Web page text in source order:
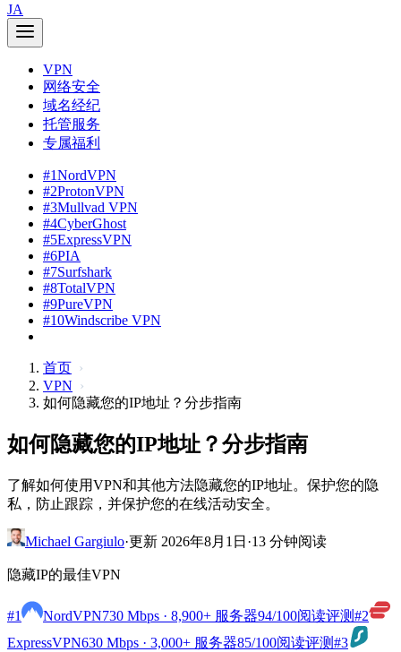
JA
VPN
网络安全
域名经纪
托管服务
专属福利
#1NordVPN
#2ProtonVPN
#3Mullvad VPN
#4CyberGhost
#5ExpressVPN
#6PIA
#7Surfshark
#8TotalVPN
#9PureVPN
#10Windscribe VPN
首页
VPN
如何隐藏您的IP地址？分步指南
如何隐藏您的IP地址？分步指南
了解如何使用VPN和其他方法隐藏您的IP地址。保护您的隐
私，防止跟踪，并保护您的在线活动安全。
Michael Gargiulo·更新 2026年8月1日 ·13 分钟阅读
隐藏IP的最佳VPN
#1 NordVPN730 Mbps · 8,900+ 服务器94/100阅读评测#2
ExpressVPN630 Mbps · 3,000+ 服务器85/100阅读评测#3